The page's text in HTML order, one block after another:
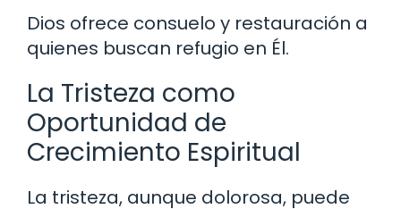
Dios ofrece consuelo y restauración a
quienes buscan refugio en Él.
La Tristeza como
Oportunidad de
Crecimiento Espiritual
La tristeza, aunque dolorosa, puede